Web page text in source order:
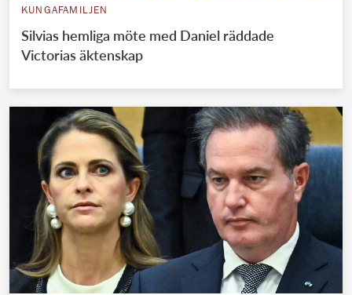
KUNGAFAMILJEN
Silvias hemliga möte med Daniel räddade
Victorias äktenskap